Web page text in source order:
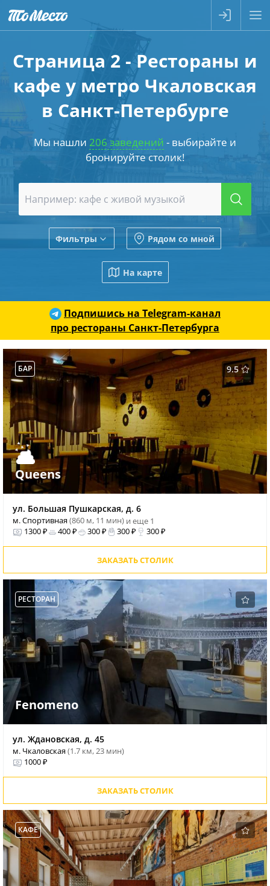
Страница 2 - Рестораны и
кафе у метро Чкаловская
в Санкт-Петербурге
Мы нашли 206 заведений - выбирайте и
бронируйте столик!
Фильтры Рядом со мной
На карте
Подпишись на Telegram-канал
про рестораны Санкт-Петербурга
9.5
БАР
Queens
ул. Большая Пушкарская, д. 6
м. Спортивная(860 м, 11 мин) и еще 1
1300 ₽
400 ₽ 300 ₽ 300 ₽ 300 ₽
ЗАКАЗАТЬ СТОЛИК
РЕСТОРАН
Fenomeno
ул. Ждановская, д. 45
м. Чкаловская(1.7 км, 23 мин)
1000 ₽
ЗАКАЗАТЬ СТОЛИК
КАФЕ